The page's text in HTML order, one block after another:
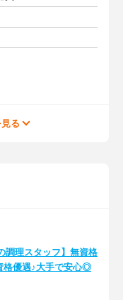
る
調理スタッフ】無資格
優遇♪大手で安心◎